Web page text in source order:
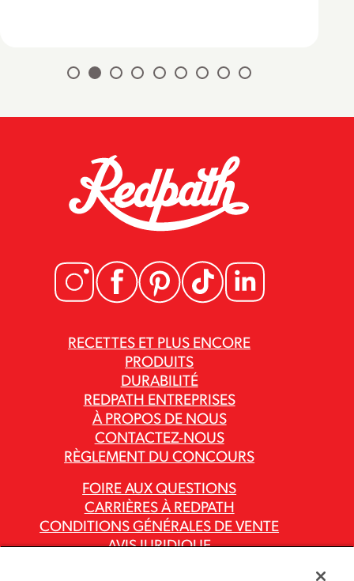
RECETTES ET PLUS ENCORE
PRODUITS
DURABILITÉ
REDPATH ENTREPRISES
À PROPOS DE NOUS
CONTACTEZ-NOUS
RÈGLEMENT DU CONCOURS
FOIRE AUX QUESTIONS
CARRIÈRES À REDPATH
CONDITIONS GÉNÉRALES DE VENTE
AVIS JURIDIQUE